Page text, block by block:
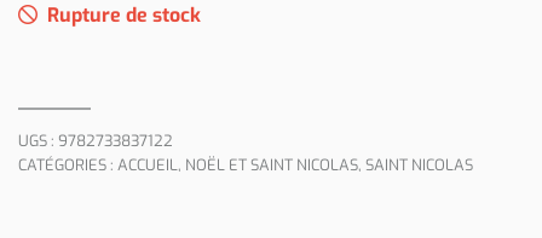
Rupture de stock
UGS : 9782733837122
CATÉGORIES : ACCUEIL, NOËL ET SAINT NICOLAS, SAINT NICOLAS